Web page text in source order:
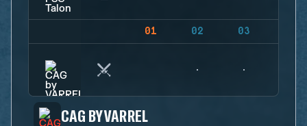
01 02 03
CAG BY VARREL